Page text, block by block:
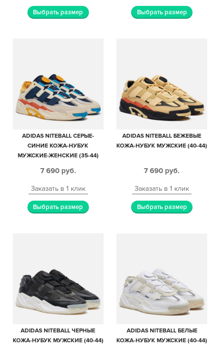
Выбрать размер Выбрать размер
ADIDAS NITEBALL СЕРЫЕ-
СИНИЕ КОЖА-НУБУК
МУЖСКИЕ-ЖЕНСКИЕ (35-44)
7 690 руб.
Заказать в 1 клик
Выбрать размер
ADIDAS NITEBALL БЕЖЕВЫЕ
КОЖА-НУБУК МУЖСКИЕ (40-44)
7 690 руб.
Заказать в 1 клик
Выбрать размер
ADIDAS NITEBALL ЧЕРНЫЕ
КОЖА-НУБУК МУЖСКИЕ (40-44)
ADIDAS NITEBALL БЕЛЫЕ
КОЖА-НУБУК МУЖСКИЕ (40-44)